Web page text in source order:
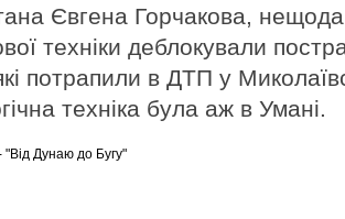
Євгена Горчакова,
техніки деблокували
потрапили в ДТП у
техніка була аж в Умані.
Дунаю до Бугу"